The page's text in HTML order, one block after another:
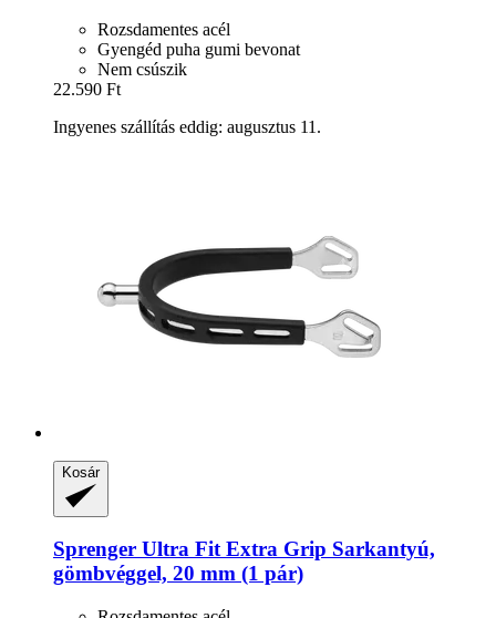
Rozsdamentes acél
Gyengéd puha gumi bevonat
Nem csúszik
22.590 Ft
Ingyenes szállítás eddig: augusztus 11.
Kosár
Sprenger Ultra Fit Extra Grip Sarkantyú,
gömbvéggel, 20 mm (1 pár)